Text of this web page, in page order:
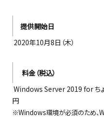
提供開始日
2020年10月8日（木）
料金 （税込）
Windows Server 2019 for ち
円
※Windows環境が必須のため、